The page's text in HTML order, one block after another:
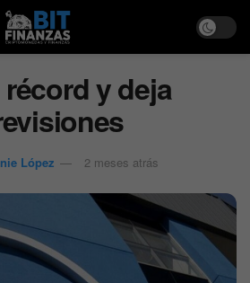
y deja
López 2 meses atrás